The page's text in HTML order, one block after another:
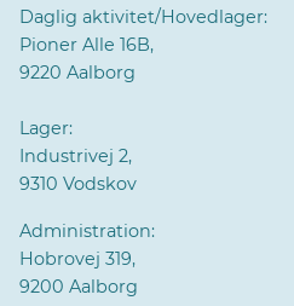
Daglig aktivitet/Hovedlager:
Pioner Alle 16B,
9220 Aalborg
Lager:
Industrivej 2,
9310 Vodskov
Administration:
Hobrovej 319,
9200 Aalborg